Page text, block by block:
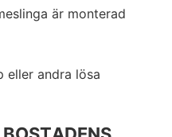
är monterad
eller andra lösa